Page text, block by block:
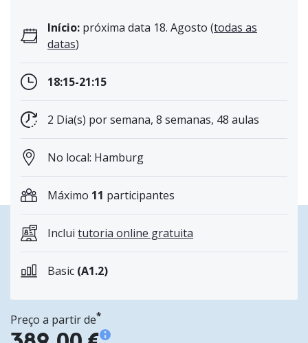
Início: próxima data 18. Agosto (todas as
datas)
18:15-21:15
2 Dia(s) por semana, 8 semanas, 48 aulas
No local: Hamburg
Máximo 11 participantes
Inclui tutoria online gratuita
Basic (A1.2)
Preço a partir de*